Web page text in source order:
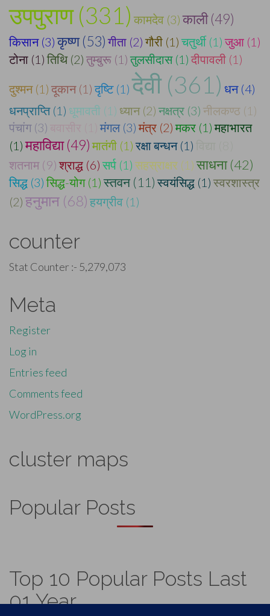
उपपुराण (331) कामदेव (3) काली (49)
किसान (3) कृष्ण (53) गीता (2) गौरी (1) चतुर्थी (1) जुआ (1)
टोना (1) तिथि (2) तुम्बुरू (1) तुलसीदास (1) दीपावली (1)
दुश्मन (1) दूकान (1) दृष्टि (1) देवी (361) धन (4)
धनप्राप्ति (1) धूमावती (1) ध्यान (2) नक्षत्र (3) नीलकण्ठ (1)
पंचांग (3)
मंगल (3) मंत्र (2) मकर (1) महाभारत
(1) महाविद्या (49) मातंगी (1) रक्षा बन्धन (1)
शतनाम (9) श्राद्ध (6) सर्प (1) सहस्राक्षर (1) साधना (42)
सिद्ध (3) सिद्ध-योग (1) स्तवन (11) स्वयंसिद्ध (1) स्वरशास्त्र
(2) हनुमान (68) हयग्रीव (1)
counter
Stat Counter :- 5,279,073
Meta
Register
Log in
Entries feed
Comments feed
WordPress.org
cluster maps
Popular Posts
Top 10 Popular Posts Last
01 Year